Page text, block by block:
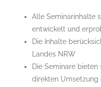
Alle Seminarinhalte
entwickelt und
Die Inhalte
Landes NRW
Die Seminare
direkten